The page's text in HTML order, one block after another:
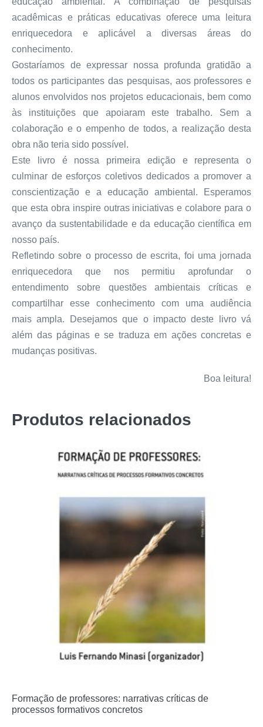
acadêmicas e práticas educativas oferece uma leitura
enriquecedora e aplicável a diversas áreas do
conhecimento.
Gostaríamos de expressar nossa profunda gratidão a
todos os participantes das pesquisas, aos professores e
alunos envolvidos nos projetos educacionais, bem como
às instituições que apoiaram este trabalho. Sem a
colaboração e o empenho de todos, a realização desta
obra não teria sido possível.
Este livro é nossa primeira edição e representa o
culminar de esforços coletivos dedicados a promover a
conscientização e a educação ambiental. Esperamos
que esta obra inspire outras iniciativas e colabore para o
avanço da sustentabilidade e da educação científica em
nosso país.
Refletindo sobre o processo de escrita, foi uma jornada
enriquecedora que nos permitiu aprofundar o
entendimento sobre questões ambientais críticas e
compartilhar esse conhecimento com uma audiência
mais ampla. Desejamos que o impacto deste livro vá
além das páginas e se traduza em ações concretas e
mudanças positivas.
Boa leitura!
Produtos relacionados
Formação de professores: narrativas críticas de
processos formativos concretos